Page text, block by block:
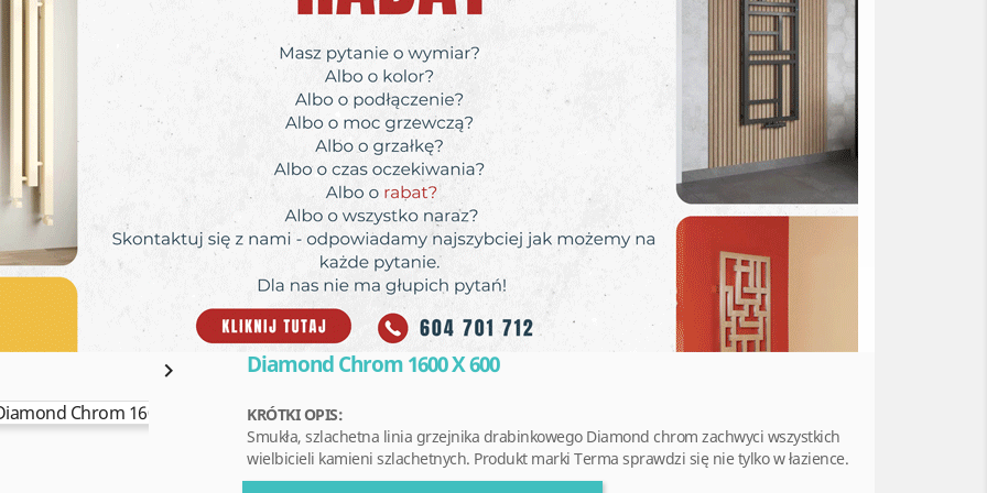
 Diamond Chrom 1600 X 600
KRÓTKI OPIS:
Smukła, szlachetna linia grzejnika drabinkowego Diamond chrom zachwyci wszystkich
wielbicieli kamieni szlachetnych. Produkt marki Terma sprawdzi się nie tylko w łazience.